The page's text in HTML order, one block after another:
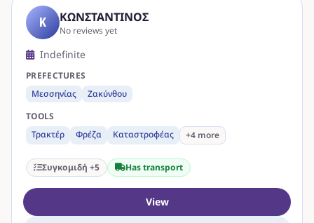
Κ ΚΩΝΣΤΑΝΤΙΝΟΣ
No reviews yet
Indefinite
PREFECTURES
Μεσσηνίας
Ζακύνθου
TOOLS
Τρακτέρ
Φρέζα Καταστροφέας +4 more
Συγκομιδή +5 Has transport
View